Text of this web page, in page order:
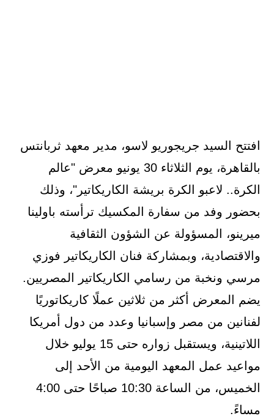
افتتح السيد جريجوريو لاسو، مدير معهد ثربانتس
بالقاهرة، يوم الثلاثاء 30 يونيو معرض "عالم
الكرة.. لاعبو الكرة بريشة الكاريكاتير"، وذلك
بحضور وفد من سفارة المكسيك ترأسته باولينا
ميرينو، المسؤولة عن الشؤون الثقافية
والاقتصادية، وبمشاركة فنان الكاريكاتير فوزي
مرسي ونخبة من رسامي الكاريكاتير المصريين.
يضم المعرض أكثر من ثلاثين عملًا كاريكاتوريًا
لفنانين من مصر وإسبانيا وعدد من دول أمريكا
اللاتينية، ويستقبل زواره حتى 15 يوليو خلال
مواعيد عمل المعهد اليومية من الأحد إلى
الخميس، من الساعة 10:30 صباحًا حتى 4:00
مساءً.